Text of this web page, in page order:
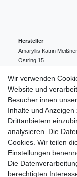
Hersteller
Amaryllis Katrin
Ostring 15
004943548099856
amaryllis-
EU-Verantwortlicher
Amaryllis Katrin
Ostring
15
004943548099856
amaryllis-
Wir verwenden
Website und
Besucher:innen
Inhalte und
Drittanbietern
analysieren. Die
Cookies. Wir teilen
Einstellungen
Die
berechtigten